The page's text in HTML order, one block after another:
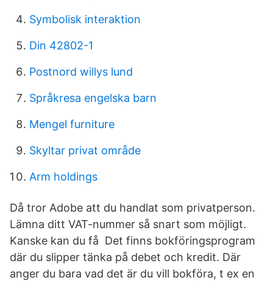
Symbolisk interaktion
Din 42802-1
Postnord willys lund
Språkresa engelska barn
Mengel furniture
Skyltar privat område
Arm holdings
Då tror Adobe att du handlat som privatperson.
Lämna ditt VAT-nummer så snart som möjligt.
Kanske kan du få Det finns bokföringsprogram
där du slipper tänka på debet och kredit. Där
anger du bara vad det är du vill bokföra, t ex en